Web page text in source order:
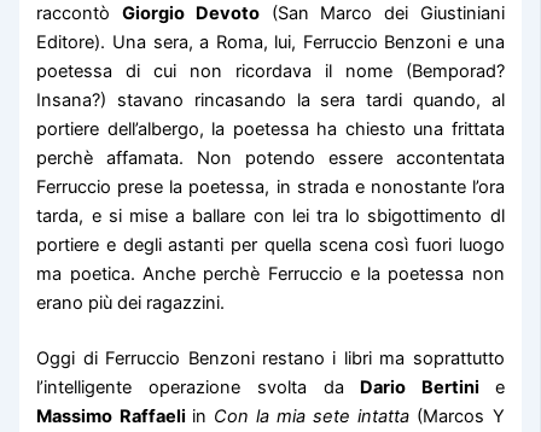
raccontòGiorgio Devoto(San Marco dei Giustiniani
Editore). Una sera, a Roma, lui, Ferruccio Benzoni e una
poetessa di cui non ricordava il nome (Bemporad?
Insana?) stavano rincasando la sera tardi quando, al
portiere dell’albergo, la poetessa ha chiesto una frittata
perchè affamata. Non potendo essere accontentata
Ferruccio prese la poetessa, in strada e nonostante l’ora
tarda, e si mise a ballare con lei tra lo sbigottimento dl
portiere e degli astanti per quella scena così fuori luogo
ma poetica. Anche perchè Ferruccio e la poetessa non
erano più dei ragazzini.
Oggi di Ferruccio Benzoni restano i libri ma soprattutto
l’intelligente operazione svolta da Dario Bertini e
Massimo Raffaeli in Con la mia sete intatta (Marcos Y